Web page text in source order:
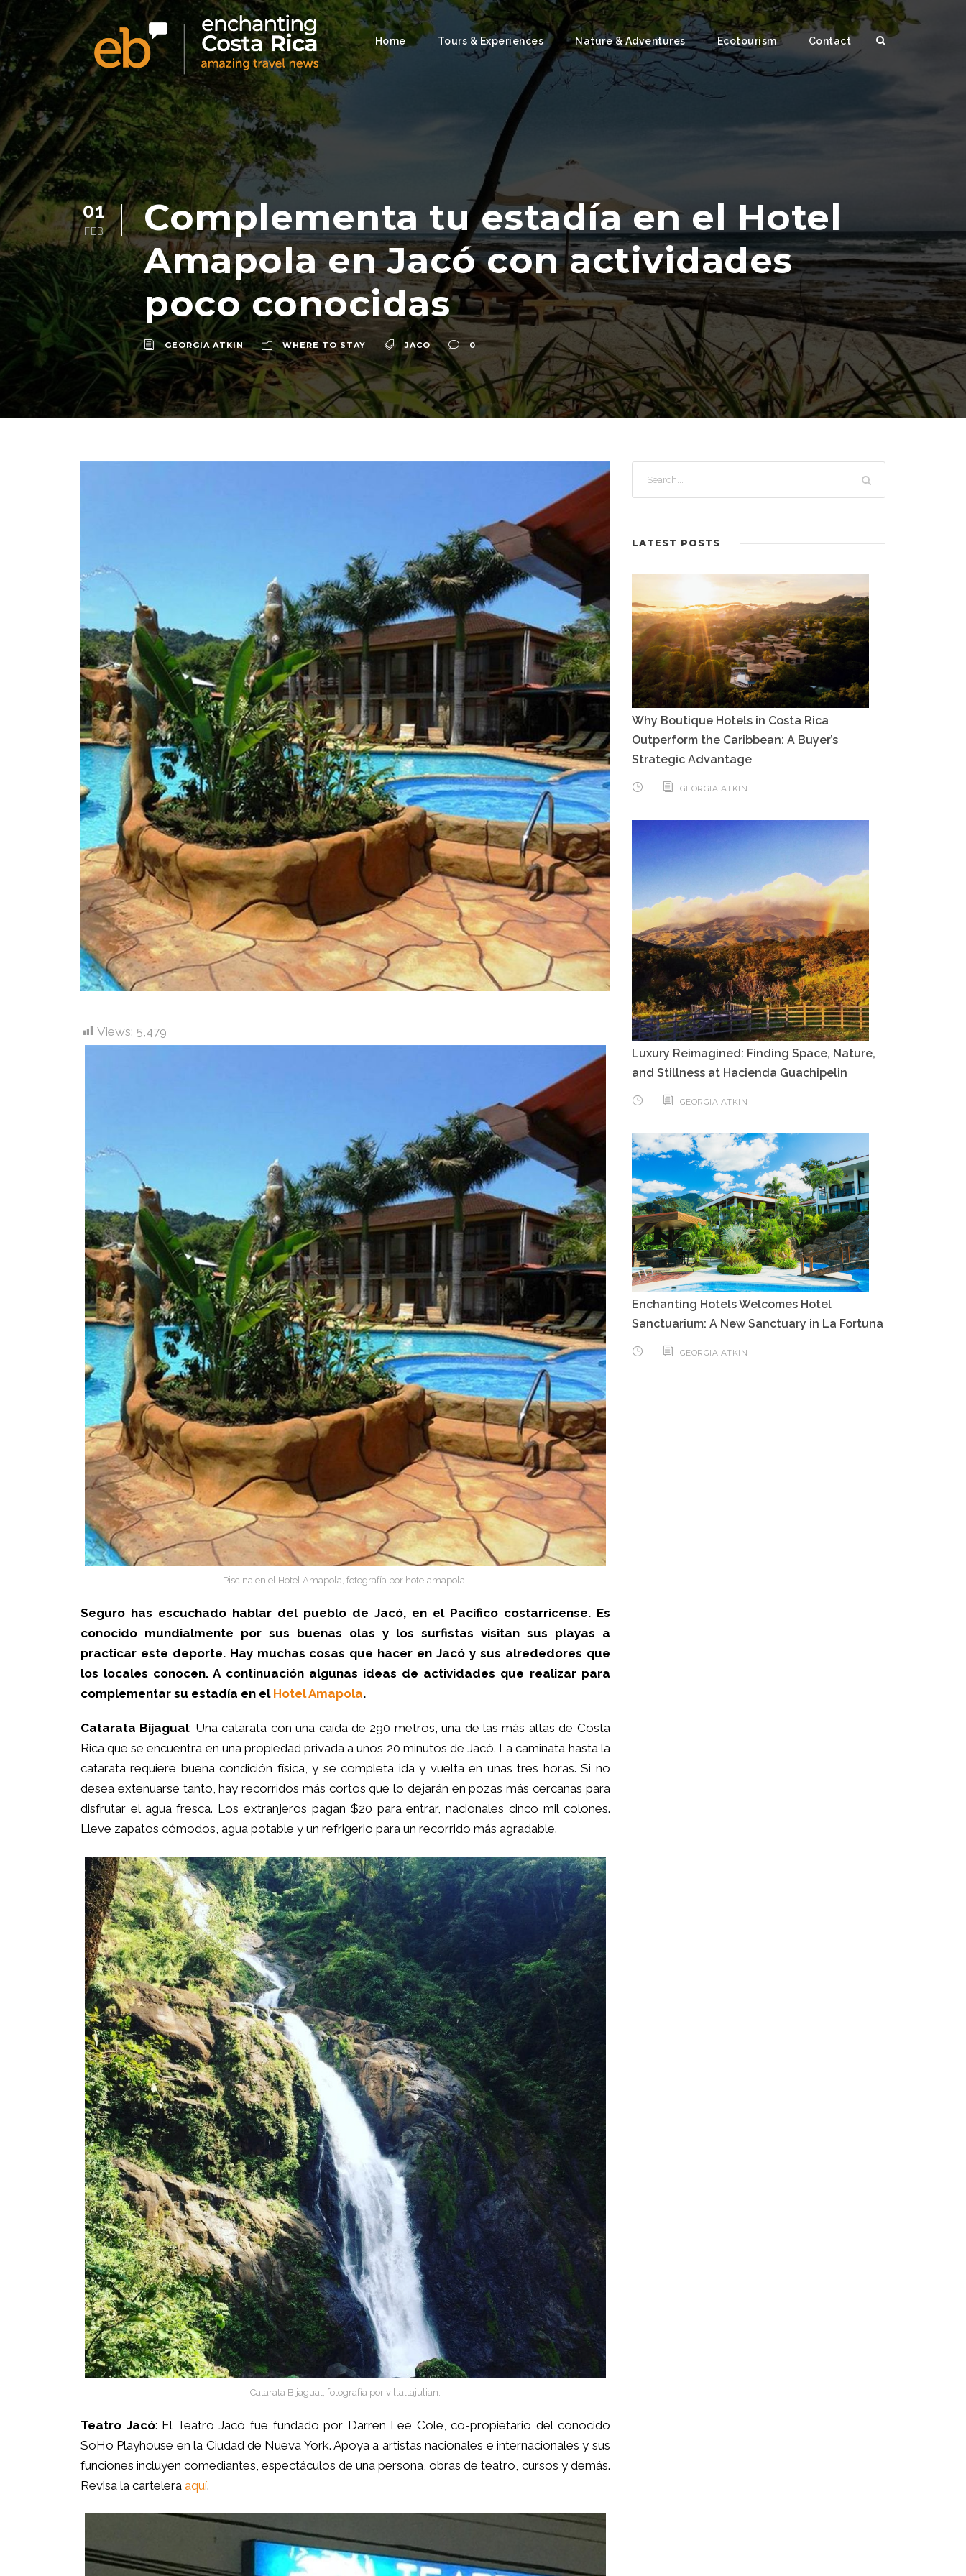
Home Tours & Experiences Nature & Adventures Ecotourism Contact
01
FEB
Complementa tu estadía en el Hotel
Amapola en Jacó con actividades
poco conocidas
GEORGIA ATKIN WHERE TO STAY JACO 0
Views: 5,479
Piscina en el Hotel Amapola, fotografía por hotelamapola.
Seguro has escuchado hablar del pueblo de Jacó, en el Pacífico costarricense. Es
conocido mundialmente por sus buenas olas y los surfistas visitan sus playas a
practicar este deporte. Hay muchas cosas que hacer en Jacó y sus alrededores que
los locales conocen. A continuación algunas ideas de actividades que realizar para
complementar su estadía en el Hotel Amapola.
Catarata Bijagual: Una catarata con una caída de 290 metros, una de las más altas de Costa
Rica que se encuentra en una propiedad privada a unos 20 minutos de Jacó. La caminata hasta la
catarata requiere buena condición física, y se completa ida y vuelta en unas tres horas. Si no
desea extenuarse tanto, hay recorridos más cortos que lo dejarán en pozas más cercanas para
disfrutar el agua fresca. Los extranjeros pagan $20 para entrar, nacionales cinco mil colones.
Lleve zapatos cómodos, agua potable y un refrigerio para un recorrido más agradable.
Catarata Bijagual, fotografía por villaltajulian.
Teatro Jacó: El Teatro Jacó fue fundado por Darren Lee Cole, co-propietario del conocido
SoHo Playhouse en la Ciudad de Nueva York. Apoya a artistas nacionales e internacionales y sus
funciones incluyen comediantes, espectáculos de una persona, obras de teatro, cursos y demás.
Revisa la cartelera aquí.
LATEST POSTS
Why Boutique Hotels in Costa Rica
Outperform the Caribbean: A Buyer’s
Strategic Advantage
GEORGIA ATKIN
Luxury Reimagined: Finding Space, Nature,
and Stillness at Hacienda Guachipelin
GEORGIA ATKIN
Enchanting Hotels Welcomes Hotel
Sanctuarium: A New Sanctuary in La Fortuna
GEORGIA ATKIN